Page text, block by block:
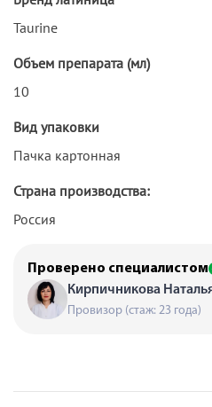
Taurine
Объем препарата (мл)
10
Вид упаковки
Пачка картонная
Страна производства:
Россия
Проверено специалистом
Кирпичникова
Провизор (стаж: 23 года)